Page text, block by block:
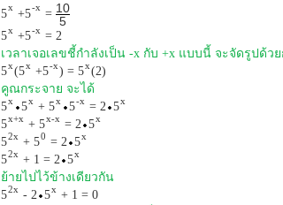
5x +5-x = 10
5
5x +5-x = 2
เวลาเจอเลขชี้กำลังเป็น -x กับ +x แบบนี้ จะจัดรูปด้ว
5x(5x +5-x) = 5x(2)
คูณกระจาย จะได้
5x 5x + 5x 5-x = 2 5x
5x+x + 5x-x = 2 5x
52x + 50 = 2 5x
52x + 1 = 2 5x
ย้ายไปไว้ข้างเดียวกัน
52x - 2 5x + 1 = 0